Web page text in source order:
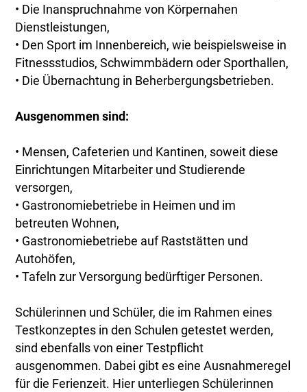
• Die Inanspruchnahme von Körpernahen
Dienstleistungen,
• Den Sport im Innenbereich, wie beispielsweise in
Fitnessstudios, Schwimmbädern oder Sporthallen,
• Die Übernachtung in Beherbergungsbetrieben.
Ausgenommen sind:
• Mensen, Cafeterien und Kantinen, soweit diese
Einrichtungen Mitarbeiter und Studierende
versorgen,
• Gastronomiebetriebe in Heimen und im
betreuten Wohnen,
• Gastronomiebetriebe auf Raststätten und
Autohöfen,
• Tafeln zur Versorgung bedürftiger Personen.
Schülerinnen und Schüler, die im Rahmen eines
Testkonzeptes in den Schulen getestet werden,
sind ebenfalls von einer Testpflicht
ausgenommen. Dabei gibt es eine Ausnahmeregel
für die Ferienzeit. Hier unterliegen Schülerinnen